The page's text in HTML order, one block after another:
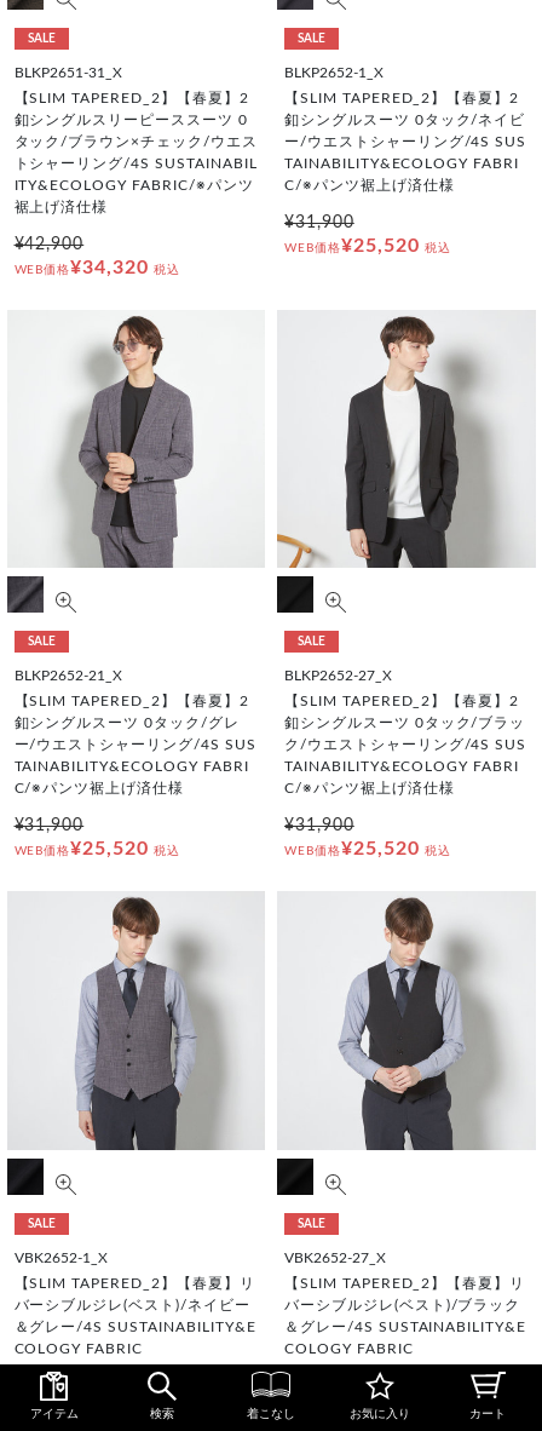
SALE
BLKP2651-31_X
【SLIM TAPERED_2】【春夏】2
釦シングルスリーピーススーツ 0
タック/ブラウン×チェック/ウエス
トシャーリング/4S SUSTAINABIL
ITY&ECOLOGY FABRIC/※パンツ
裾上げ済仕様
¥42,900
WEB価格¥34,320 税込
SALE
BLKP2652-1_X
【SLIM TAPERED_2】【春夏】2
釦シングルスーツ 0タック/ネイビ
ー/ウエストシャーリング/4S SUS
TAINABILITY&ECOLOGY FABRI
C/※パンツ裾上げ済仕様
¥31,900
WEB価格¥25,520 税込
SALE
BLKP2652-21_X
【SLIM TAPERED_2】【春夏】2
釦シングルスーツ 0タック/グレ
ー/ウエストシャーリング/4S SUS
TAINABILITY&ECOLOGY FABRI
C/※パンツ裾上げ済仕様
¥31,900
WEB価格¥25,520 税込
SALE
BLKP2652-27_X
【SLIM TAPERED_2】【春夏】2
釦シングルスーツ 0タック/ブラッ
ク/ウエストシャーリング/4S SUS
TAINABILITY&ECOLOGY FABRI
C/※パンツ裾上げ済仕様
¥31,900
WEB価格¥25,520 税込
SALE
VBK2652-1_X
【SLIM TAPERED_2】【春夏】リ
バーシブルジレ(ベスト)/ネイビー
＆グレー/4S SUSTAINABILITY&E
COLOGY FABRIC
¥10,890
WEB価格¥8,712 税込
SALE
VBK2652-27_X
【SLIM TAPERED_2】【春夏】リ
バーシブルジレ(ベスト)/ブラック
＆グレー/4S SUSTAINABILITY&E
COLOGY FABRIC
¥10,890
WEB価格 ¥8,712
アイテム 検索 着こなし お気に入り カート